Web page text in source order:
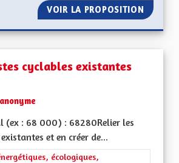
VOIR LA PROPOSITION
cyclables existantes
(ex : 68 000) : 68280Relier les
et en créer de...
de la catégorie : Les transitions
écologiques,